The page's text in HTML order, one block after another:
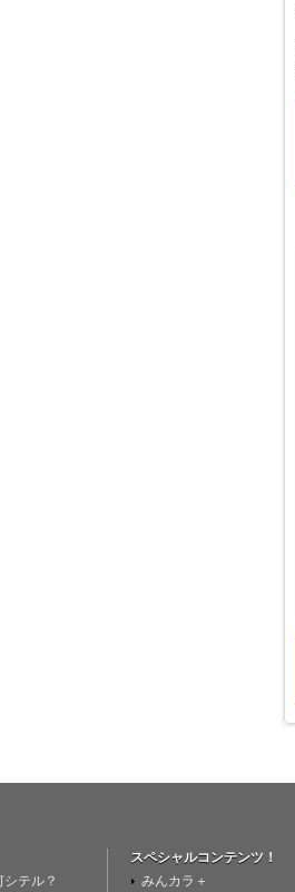
シテル？
スペシャルコンテンツ！
みんカラ＋